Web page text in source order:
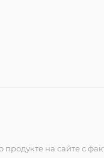
на сайте с